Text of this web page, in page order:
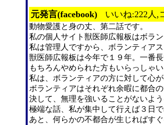
元発言(facebook) いいね:222人,
動物愛護と身の丈、第二話です。
私の個人サイト獣医師広報板はボラ
私は管理人ですから、ボランティア
獣医師広報板は今年で１９年。一番
もちろんやめられた方もいらっしゃい
私は、ボランティアの方に対して心
ボランティアはそれぞれ余暇に都合
決して、無理を強いることがないよう
極端な話、私が集中して行えば３日
あと、何らかの不都合が生じればす